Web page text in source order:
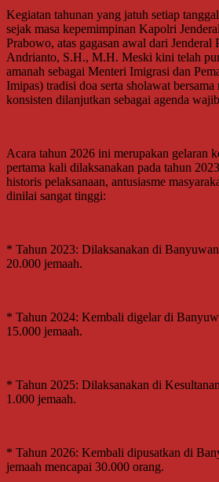
Kegiatan tahunan yang jatuh setiap
sejak masa kepemimpinan Kapolri
Prabowo, atas gagasan awal dari
Andrianto, S.H., M.H. Meski kini telah
amanah sebagai Menteri Imigrasi dan
Imipas) tradisi doa serta sholawat
konsisten dilanjutkan sebagai agenda
Acara tahun 2026 ini merupakan gelaran
pertama kali dilaksanakan pada tahun
historis pelaksanaan, antusiasme
dinilai sangat tinggi:
* Tahun 2023: Dilaksanakan di
20.000 jemaah.
* Tahun 2024: Kembali digelar di
15.000 jemaah.
* Tahun 2025: Dilaksanakan di
1.000 jemaah.
* Tahun 2026: Kembali dipusatkan di
jemaah mencapai 30.000 orang.